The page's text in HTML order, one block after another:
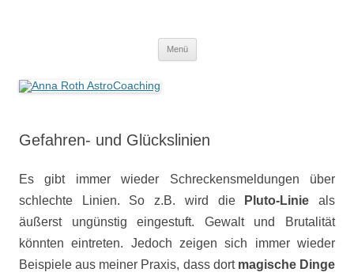
Menü
Gefahren- und Glückslinien
Es gibt immer wieder Schreckensmeldungen über
schlechte Linien. So z.B. wird die
Pluto-Linie als
äußerst ungünstig eingestuft. Gewalt und Brutalität
könnten eintreten. Jedoch zeigen sich immer wieder
Beispiele aus meiner Praxis, dass dort magische Dinge